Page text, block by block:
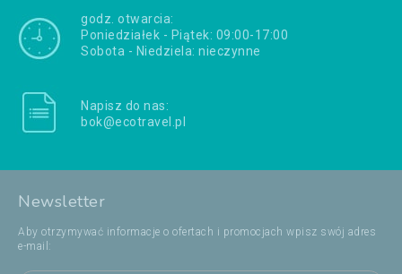
godz. otwarcia:
Poniedziałek - Piątek: 09:00-17:00
Sobota - Niedziela: nieczynne
Napisz do nas:
bok@ecotravel.pl
Newsletter
Aby otrzymywać informacje o ofertach i promocjach wpisz swój adres
e-mail: